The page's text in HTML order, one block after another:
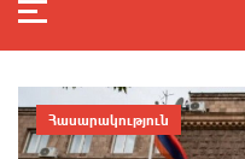
Հասարակություն